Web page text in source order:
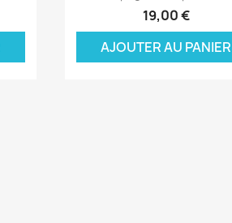
19,00 €
AJOUTER AU PANIER